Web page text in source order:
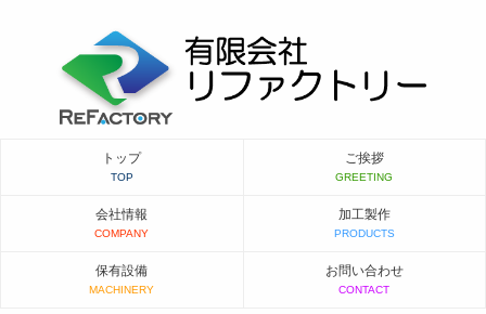
トップ ご挨拶
会社情報 加工製作
保有設備 お問い合わせ